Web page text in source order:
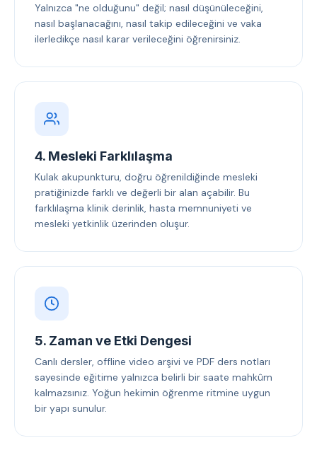
Yalnızca "ne olduğunu" değil; nasıl düşünüleceğini,
nasıl başlanacağını, nasıl takip edileceğini ve vaka
ilerledikçe nasıl karar verileceğini öğrenirsiniz.
4. Mesleki Farklılaşma
Kulak akupunkturu, doğru öğrenildiğinde mesleki
pratiğinizde farklı ve değerli bir alan açabilir. Bu
farklılaşma klinik derinlik, hasta memnuniyeti ve
mesleki yetkinlik üzerinden oluşur.
5. Zaman ve Etki Dengesi
Canlı dersler, offline video arşivi ve PDF ders notları
sayesinde eğitime yalnızca belirli bir saate mahkûm
kalmazsınız. Yoğun hekimin öğrenme ritmine uygun
bir yapı sunulur.